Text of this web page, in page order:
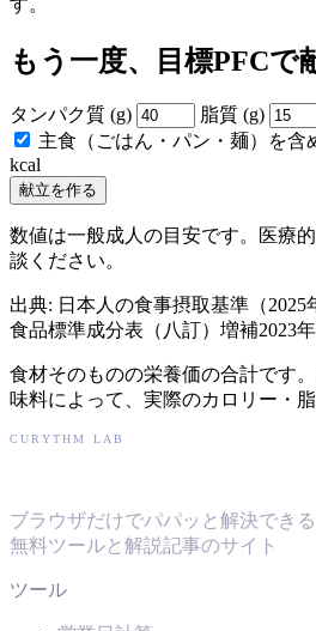
もう一度、目標PFCで
タンパク質 (g) 脂質 (g)
主食（ごはん・パン・麺）を含
kcal
献立を作る
数値は一般成人の目安です。医療
談ください。
出典: 日本人の食事摂取基準（
食品標準成分表（八訂）増補2023
食材そのものの栄養価の合計です
味料によって、実際のカロリー・
CURYTHM LAB
ブラウザだけでパパッと解決できる
無料ツールと解説記事のサイト
ツール